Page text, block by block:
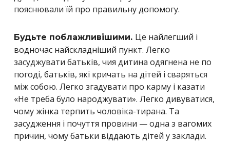
пояснювали їй про правильну допомогу.
Будьте поблажливішими. Це найлегший і
водночас найскладніший пункт. Легко
засуджувати батьків, чия дитина одягнена не по
погоді, батьків, які кричать на дітей і сваряться
між собою. Легко згадувати про карму і казати
«Не треба було народжувати». Легко дивуватися,
чому жінка терпить чоловіка-тирана. Та
засудження і почуття провини — одна з вагомих
причин, чому батьки віддають дітей у заклади.